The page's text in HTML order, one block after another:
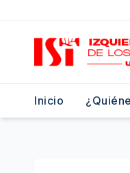
contenido
Inicio